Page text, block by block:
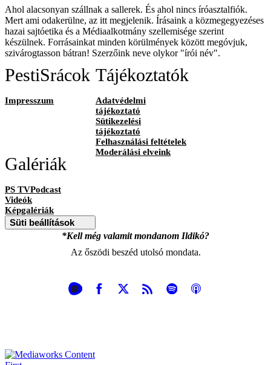
Ahol alacsonyan szállnak a sallerek. És ahol nincs íróasztalfiók.
Mert ami odakerülne, az itt megjelenik. Írásaink a közmegegyezéses
hazai sajtóetika és a Médiaalkotmány szellemisége szerint
készülnek. Forrásainkat minden körülmények között megóvjuk,
szivárogtasson bátran! Szerzőink neve olykor "írói név".
PestiSrácok
Impresszum
Tájékoztatók
Adatvédelmi
tájékoztató
Sütikezelési
tájékoztató
Felhasználási feltételek
Moderálási elveink
Galériák
PS TVPodcast
Videók
Képgalériák
Süti beállítások
*Kell még valamit mondanom Ildikó?
Az őszödi beszéd utolsó mondata.